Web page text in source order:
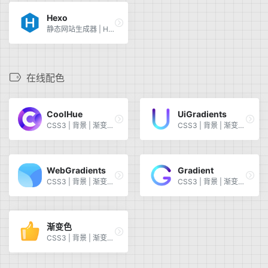
Hexo
静态网站生成器 | Hexo | 快速部署 | 简单易用 | 博客
在线配色
CoolHue
CSS3 | 背景 | 渐变色 | CoolHue
UiGradients
CSS3 | 背景 | 渐变色 | UiGradients
WebGradients
CSS3 | 背景 | 渐变色 | WebGradients
Gradient
CSS3 | 背景 | 渐变色 | Gradient
渐变色
CSS3 | 背景 | 渐变色 | Gradient